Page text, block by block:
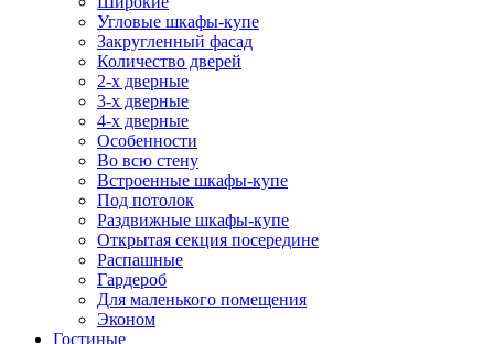
Угловые шкафы-купе
Закругленный фасад
Количество дверей
2-х дверные
3-х дверные
4-х дверные
Особенности
Во всю стену
Встроенные шкафы-купе
Под потолок
Раздвижные шкафы-купе
Открытая секция посередине
Распашные
Гардероб
Для маленького помещения
Эконом
Гостиные